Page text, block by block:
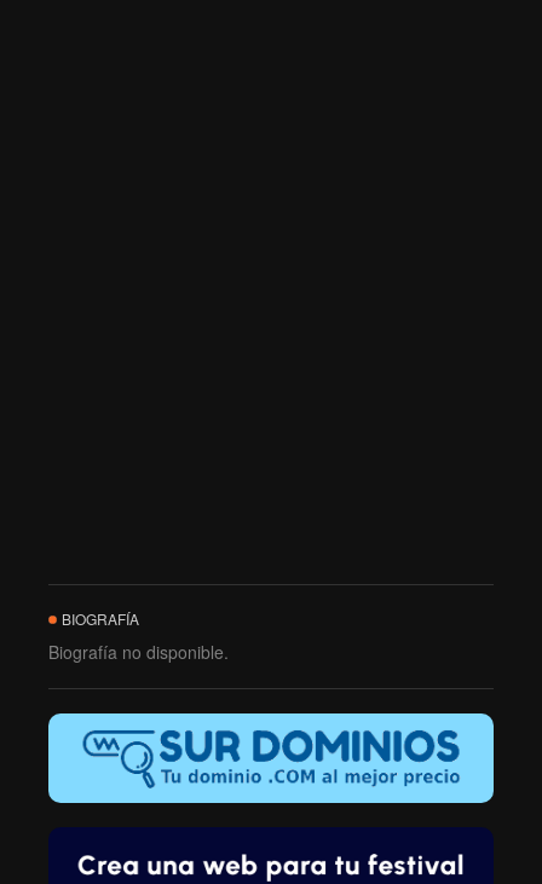
BIOGRAFÍA
Biografía no disponible.